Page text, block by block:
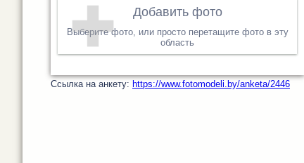
Добавить фото
Выберите фото, или просто перетащите фото в эту
область
Cсылка на анкету: https://www.fotomodeli.by/anketa/2446